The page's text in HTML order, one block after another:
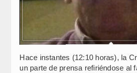
Hace instantes (12:10 horas), la
un parte de prensa refiriéndose al